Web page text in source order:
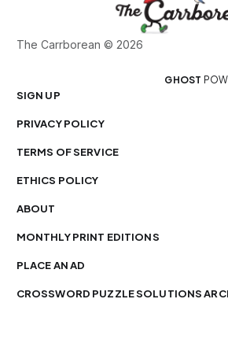
The Carrborean © 2026
GHOST
SIGN UP
PRIVACY POLICY
TERMS OF SERVICE
ETHICS POLICY
ABOUT
MONTHLY PRINT EDITIONS
PLACE AN AD
CROSSWORD PUZZLE SOLUTIONS